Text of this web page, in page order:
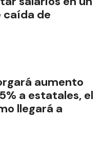
de
aumento
a estatales, el
llegará a